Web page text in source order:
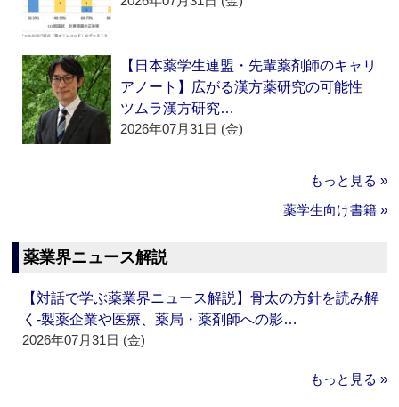
【日本薬学生連盟・先輩薬剤師のキャリ
アノート】広がる漢方薬研究の可能性
ツムラ漢方研究…
2026年07月31日 (金)
もっと見る »
薬学生向け書籍 »
薬業界ニュース解説
【対話で学ぶ薬業界ニュース解説】骨太の方針を読み解
く‐製薬企業や医療、薬局・薬剤師への影…
2026年07月31日 (金)
もっと見る »